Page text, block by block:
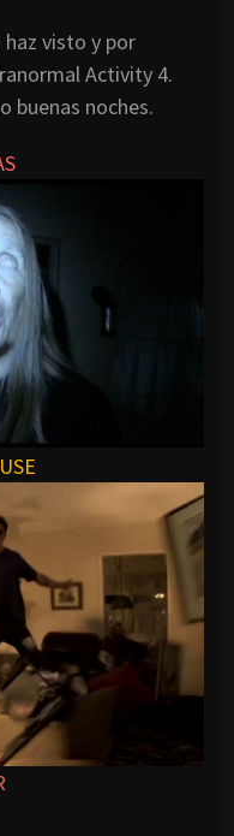
visto y por
Activity 4.
buenas noches.